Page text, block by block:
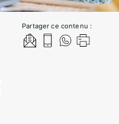
Partager ce contenu :